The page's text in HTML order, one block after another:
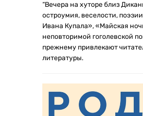
“Вечера на хуторе близ
остроумия, веселости,
Ивана Купала», «Майская
неповторимой гоголевской
прежнему привлекают
литературы.